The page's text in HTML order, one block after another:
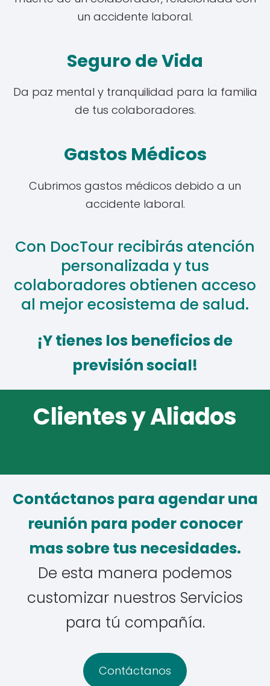
un accidente laboral.
Seguro de Vida
Da paz mental y tranquilidad para la familia
de tus colaboradores.
Gastos Médicos
Cubrimos gastos médicos debido a un
accidente laboral.
Con DocTour recibirás atención
personalizada y tus
colaboradores obtienen acceso
al mejor ecosistema de salud.
¡Y tienes los beneficios de
previsión social!
Clientes y Aliados
Contáctanos para agendar una
reunión para poder conocer
mas sobre tus necesidades.
De esta manera podemos
customizar nuestros Servicios
para tú compañía.
Contáctanos